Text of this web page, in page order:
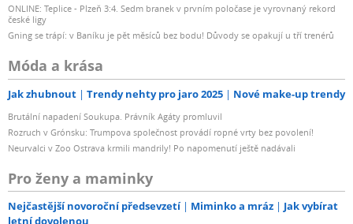
ONLINE: Teplice - Plzeň 3:4. Sedm branek v prvním poločase je vyrovnaný rekord
české ligy
Gning se trápí: v Baníku je pět měsíců bez bodu! Důvody se opakují u tří trenérů
Móda a krása
Jak zhubnout Trendy nehty pro jaro 2025 Nové make-up trendy
Brutální napadení Soukupa. Právník Agáty promluvil
Rozruch v Grónsku: Trumpova společnost provádí ropné vrty bez povolení!
Neurvalci v Zoo Ostrava krmili mandrily! Po napomenutí ještě nadávali
Pro ženy a maminky
Nejčastější novoroční předsevzetí Miminko a mráz
Jak vybírat
letní dovolenou